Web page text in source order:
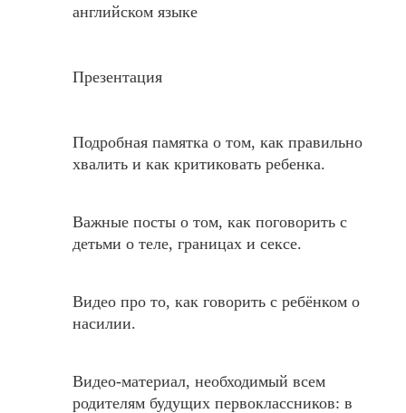
английском языке
Презентация
Подробная памятка о том, как правильно
хвалить и как критиковать ребенка.
Важные посты о том, как поговорить с
детьми о теле, границах и сeксе.
Видео про то, как говорить с ребёнком о
насилии.
Видео-материал, необходимый всем
родителям будущих первоклассников: в